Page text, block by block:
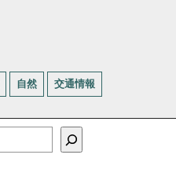
自然 交通情報